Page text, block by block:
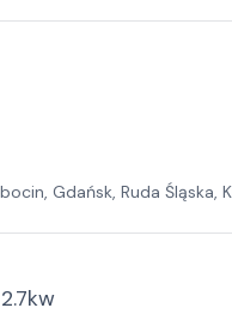
Gdańsk, Ruda Śląska,